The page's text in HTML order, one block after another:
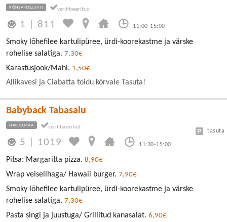
PÕHJA-TALLINN
1 811 11:00-15:00
Smoky lõhefilee kartulipüree, ürdi-koorekastme ja värske
rohelise salatiga. 7,30€
Karastusjook/Mahl. 1,50€
Allikavesi ja Ciabatta toidu kõrvale Tasuta!
Babyback Tabasalu
HARJUMAA
5 1019 11:30-15:00
tasuta
Pitsa: Margaritta pizza. 8,90€
Wrap veiselihaga/ Hawaii burger. 7,90€
Smoky lõhefilee kartulipüree, ürdi-koorekastme ja värske
rohelise salatiga. 7,30€
Pasta singi ja juustuga/ Grillitud kanasalat. 6,90€